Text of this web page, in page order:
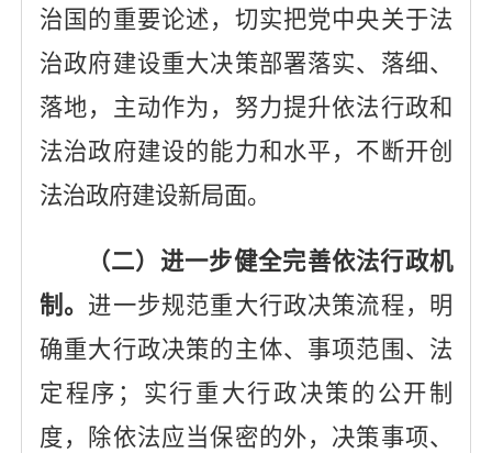
治国的重要论述，切实把党中央关于法
治政府建设重大决策部署落实、落细、
落地，主动作为，努力提升依法行政和
法治政府建设的能力和水平，不断开创
法治政府建设新局面。
（二）进一步健全完善依法行政机
制。 进一步规范重大行政决策流程，明
确重大行政决策的主体、事项范围、法
定程序；实行重大行政决策的公开制
度，除依法应当保密的外，决策事项、